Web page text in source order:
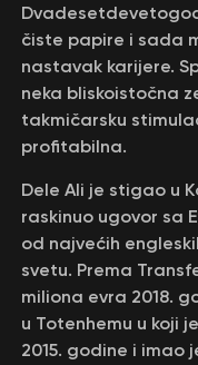
čiste papire i sada
nastavak karijere.
neka bliskoistočna
takmičarsku
profitabilna.
Dele Ali je stigao u
raskinuo ugovor sa
od najvećih
svetu. Prema
miliona evra 2018.
u Totenhemu u koji
2015. godine i imao